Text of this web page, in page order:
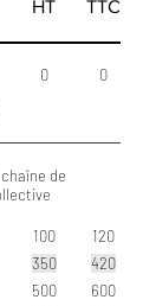
HT TTC
0 0
de
100
350
500
120
420
600